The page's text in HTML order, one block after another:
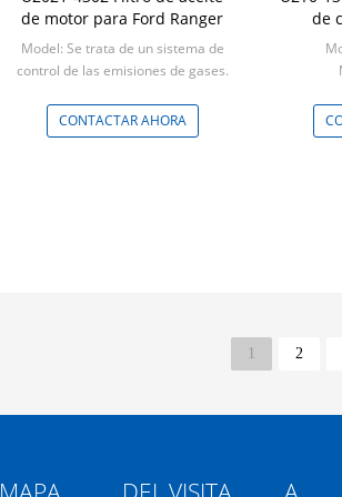
de motor para Ford Ranger
Model: Se trata de un sistema de
control de las emisiones de gases.
CONTACTAR AHORA
de
1 2